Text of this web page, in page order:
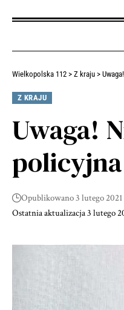
Wielkopolska 112 > Z kraju >
Z KRAJU
Uwaga!
policyjna
Ostatnia aktualizacja 3 lutego
Opublikowano 3 lutego 2021